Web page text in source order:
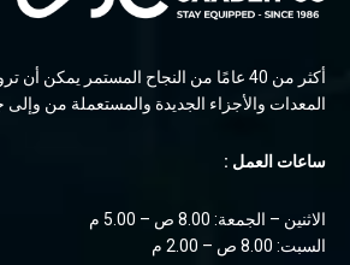
أكثر من 40 عامًا من النجاح المستمر يمكن
المعدات والأجزاء الجديدة والمستعملة من وإلى
ساعات العمل :
الاثنين – الجمعة: 8.00 ص – 5.00 م
السبت: 8.00 ص – 2.00 م